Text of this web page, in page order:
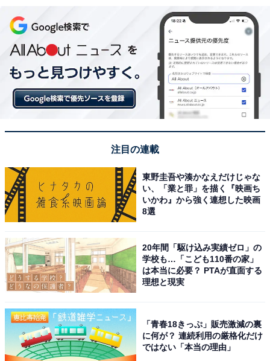
注目の連載
東野圭吾や湊かなえだけじゃな
い、「業と罪」を描く『映画ち
いかわ』から強く連想した映画
8選
20年間「駆け込み実績ゼロ」の
学校も…「こども110番の家」
は本当に必要？ PTAが直面する
理想と現実
「青春18きっぷ」販売激減の裏
に何が？ 連続利用の厳格化だけ
ではない「本当の理由」